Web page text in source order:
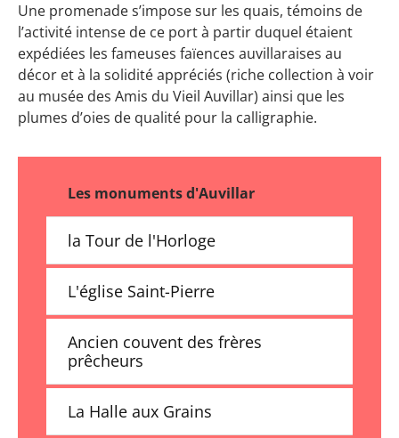
Une promenade s’impose sur les quais, témoins de
l’activité intense de ce port à partir duquel étaient
expédiées les fameuses faïences auvillaraises au
décor et à la solidité appréciés (riche collection à voir
au musée des Amis du Vieil Auvillar) ainsi que les
plumes d’oies de qualité pour la calligraphie.
Les monuments d'Auvillar
la Tour de l'Horloge
L'église Saint-Pierre
Ancien couvent des frères
prêcheurs
La Halle aux Grains